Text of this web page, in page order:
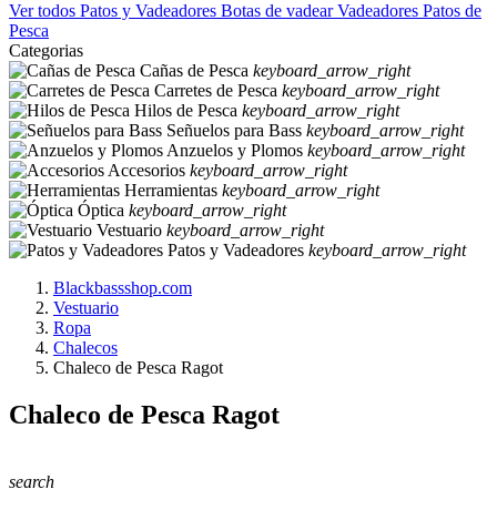
Ver todos Patos y Vadeadores Botas de vadearVadeadores Patos de
Pesca
Categorias
Cañas de Pesca keyboard_arrow_right
Carretes de Pesca keyboard_arrow_right
Hilos de Pesca keyboard_arrow_right
Señuelos para Bass keyboard_arrow_right
Anzuelos y Plomos keyboard_arrow_right
Accesorios keyboard_arrow_right
Herramientas keyboard_arrow_right
Óptica keyboard_arrow_right
Vestuario keyboard_arrow_right
Patos y Vadeadores keyboard_arrow_right
Blackbassshop.com
Vestuario
Ropa
Chalecos
Chaleco de Pesca Ragot
Chaleco de Pesca Ragot
search